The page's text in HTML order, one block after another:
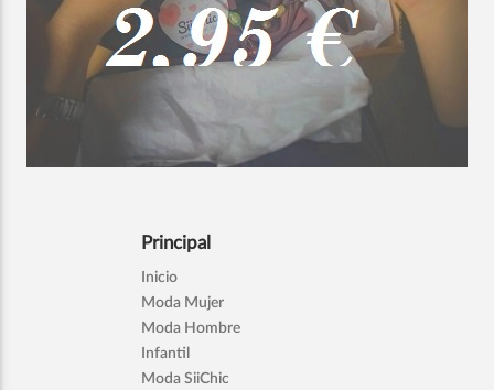
Principal
Inicio
Moda Mujer
Moda Hombre
Infantil
Moda SiiChic